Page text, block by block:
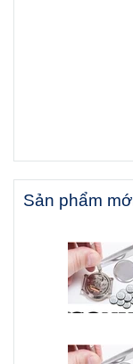
Sản phẩm